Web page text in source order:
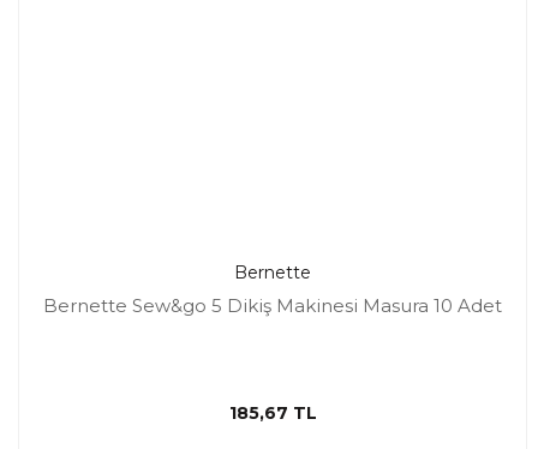
Bernette
Bernette Sew&go 5 Dikiş Makinesi Masura 10 Adet
185,67 TL